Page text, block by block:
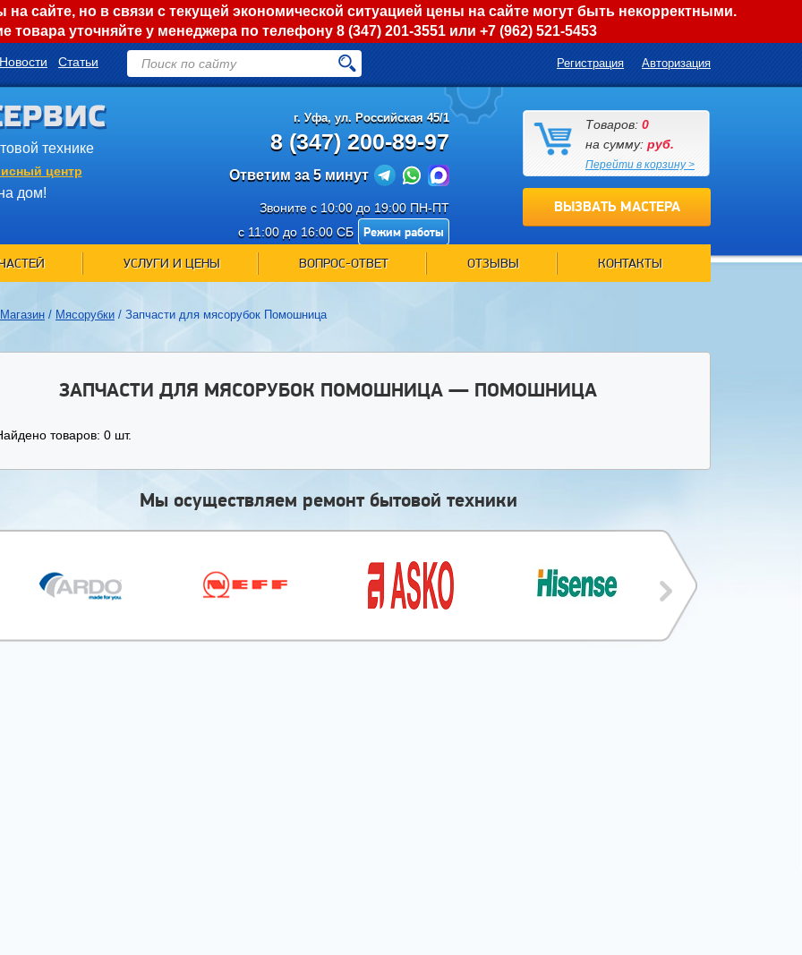
сайте, но в связи с текущей экономической ситуацией цены на сайте могут быть некорректными.
товара уточняйте у менеджера по телефону 8 (347) 201-3551или +7 (962) 521-5453
Новости Статьи Регистрация Авторизация
технике
центр
дом!
г. Уфа, ул. Российская 45/1
8 (347) 200-89-97
Ответим за 5 минут
Звоните с 10:00 до 19:00 ПН-ПТ
с 11:00 до 16:00 СБ
Режим работы
Товаров: 0
на сумму: руб.
Перейти в корзину >
ВЫЗВАТЬ МАСТЕРА
УСЛУГИ И ЦЕНЫ ВОПРОС-ОТВЕТ ОТЗЫВЫ КОНТАКТЫ
Магазин / Мясорубки / Запчасти для мясорубок Помошница
ЗАПЧАСТИ ДЛЯ МЯСОРУБОК ПОМОШНИЦА — ПОМОШНИЦА
товаров: 0 шт.
Мы осуществляем ремонт бытовой техники